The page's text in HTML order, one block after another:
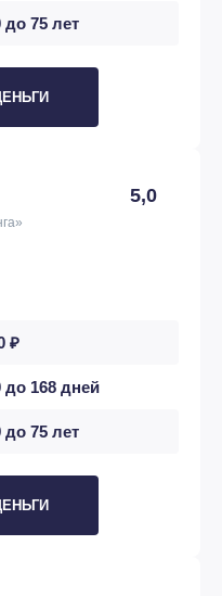
до 75 лет
5,0
₽
до 168 дней
до 75 лет